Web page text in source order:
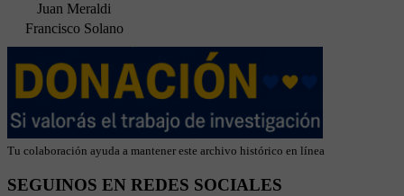
Juan Meraldi
Francisco Solano
Tu colaboración ayuda a mantener este archivo histórico en línea
SEGUINOS EN REDES SOCIALES